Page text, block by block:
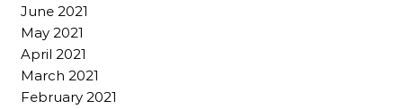
June 2021
May 2021
April 2021
March 2021
February 2021